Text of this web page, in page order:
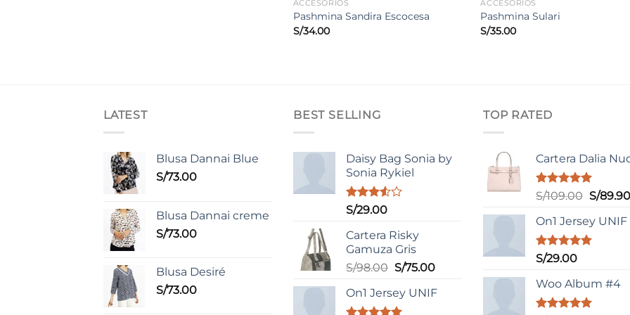
ACCESORIOS
Pashmina Sandira Escocesa
S/34.00
ACCESORIOS
Pashmina Sulari
S/35.00
LATEST
Blusa Dannai Blue
S/73.00
Blusa Dannai creme
S/73.00
Blusa Desiré
S/73.00
BEST SELLING
Daisy Bag Sonia by
Sonia Rykiel
Valorado
3.50de
5
S/29.00
Cartera Risky
Gamuza Gris
S/98.00 El
original
era:
S/75.00El
actual
On1 Jersey UNIF
TOP RATED
Cartera Dalia
Valorado
de 5
S/109.00 El
original
era:
S/89.90
On1 Jersey UNIF
Valorado
de 5
S/29.00
Woo Album #4